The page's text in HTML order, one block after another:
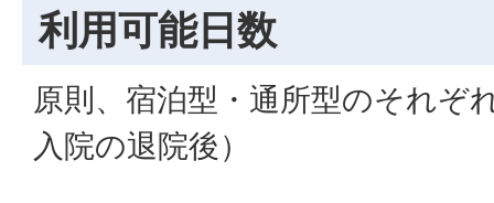
利用可能日数
原則、宿泊型・通所型のそれぞ
入院の退院後）